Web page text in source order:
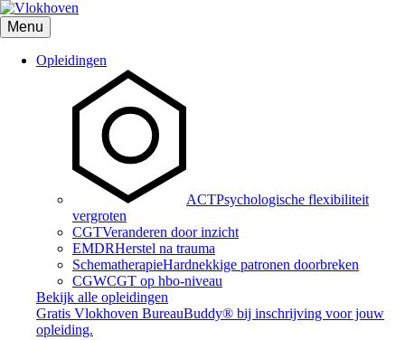
Menu
Opleidingen
ACTPsychologische flexibiliteit
vergroten
CGTVeranderen door inzicht
EMDRHerstel na trauma
SchematherapieHardnekkige patronen doorbreken
CGWCGT op hbo-niveau
Bekijk alle opleidingen
Gratis Vlokhoven BureauBuddy® bij inschrijving voor jouw
opleiding.